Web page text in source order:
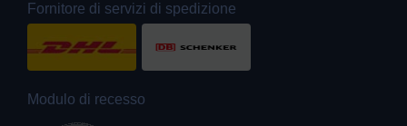
Fornitore di servizi di spedizione
Modulo di recesso